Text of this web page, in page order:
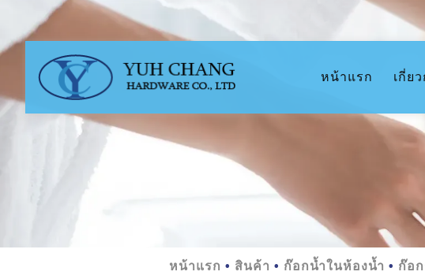
หน้าแรก เกี่ย
หน้าแรก สินค้า ก๊อกน้ำในห้องน้ำ ก๊อ